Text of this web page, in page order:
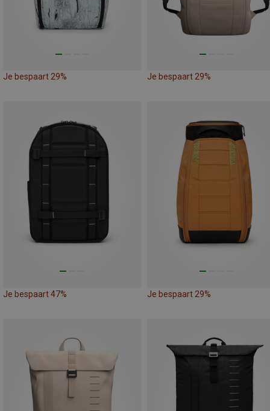
Je bespaart 29% Je bespaart 29%
Je bespaart 47% Je bespaart 29%